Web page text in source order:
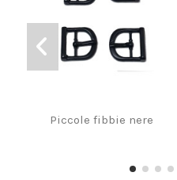
Piccole fibbie nere